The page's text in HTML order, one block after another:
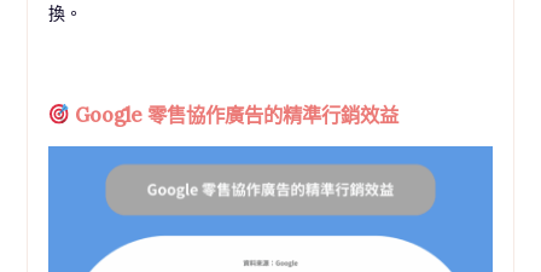
換。
Google 零售協作廣告的精準行銷效益